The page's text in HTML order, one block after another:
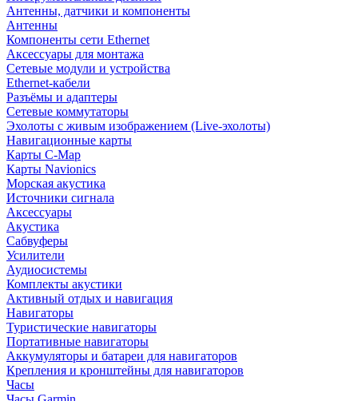
Антенны, датчики и компоненты
Антенны
Компоненты сети Ethernet
Аксессуары для монтажа
Сетевые модули и устройства
Ethernet-кабели
Разъёмы и адаптеры
Сетевые коммутаторы
Эхолоты с живым изображением (Live-эхолоты)
Навигационные карты
Карты C-Map
Карты Navionics
Морская акустика
Источники сигнала
Аксессуары
Акустика
Сабвуферы
Усилители
Аудиосистемы
Комплекты акустики
Активный отдых и навигация
Навигаторы
Туристические навигаторы
Портативные навигаторы
Аккумуляторы и батареи для навигаторов
Крепления и кронштейны для навигаторов
Часы